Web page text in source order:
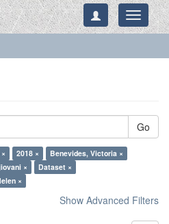
Toggle
Go
2018 ×
Benevides, Victoria ×
×
Dataset ×
×
Show Advanced Filters